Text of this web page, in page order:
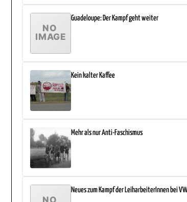
Guadeloupe: Der Kampf geht weiter
Kein kalter Kaffee
Mehr als nur Anti-Faschismus
Neues zum Kampf der LeiharbeiterInnen bei